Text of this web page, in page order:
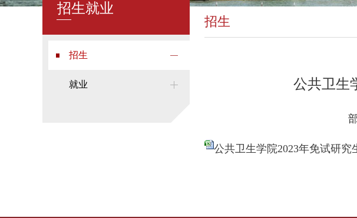
招生就业
招生
就业
招生
公共卫生
公共卫生学院2023年免试研